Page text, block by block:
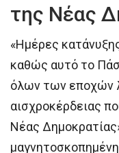
της Νέας
«Ημέρες
καθώς αυτό το
όλων των εποχών
αισχροκέρδειας
Νέας